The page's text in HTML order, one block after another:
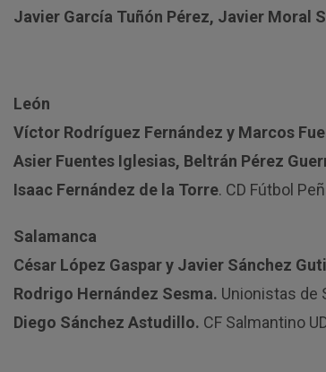
Javier García Tuñón Pérez, Javier Moral
León
Víctor Rodríguez Fernández y Marcos
Asier Fuentes Iglesias, Beltrán Pérez
Isaac Fernández de la Torre. CD Fútbol
Salamanca
César López Gaspar y Javier Sánchez
Rodrigo Hernández Sesma. Unionistas de
Diego Sánchez Astudillo. CF Salmantino